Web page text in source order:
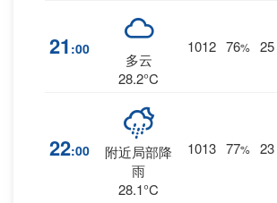
21 :00
多云
28.2°C
1012 76% 25
22:00
附近局部降
雨
28.1°C
1013 77% 23